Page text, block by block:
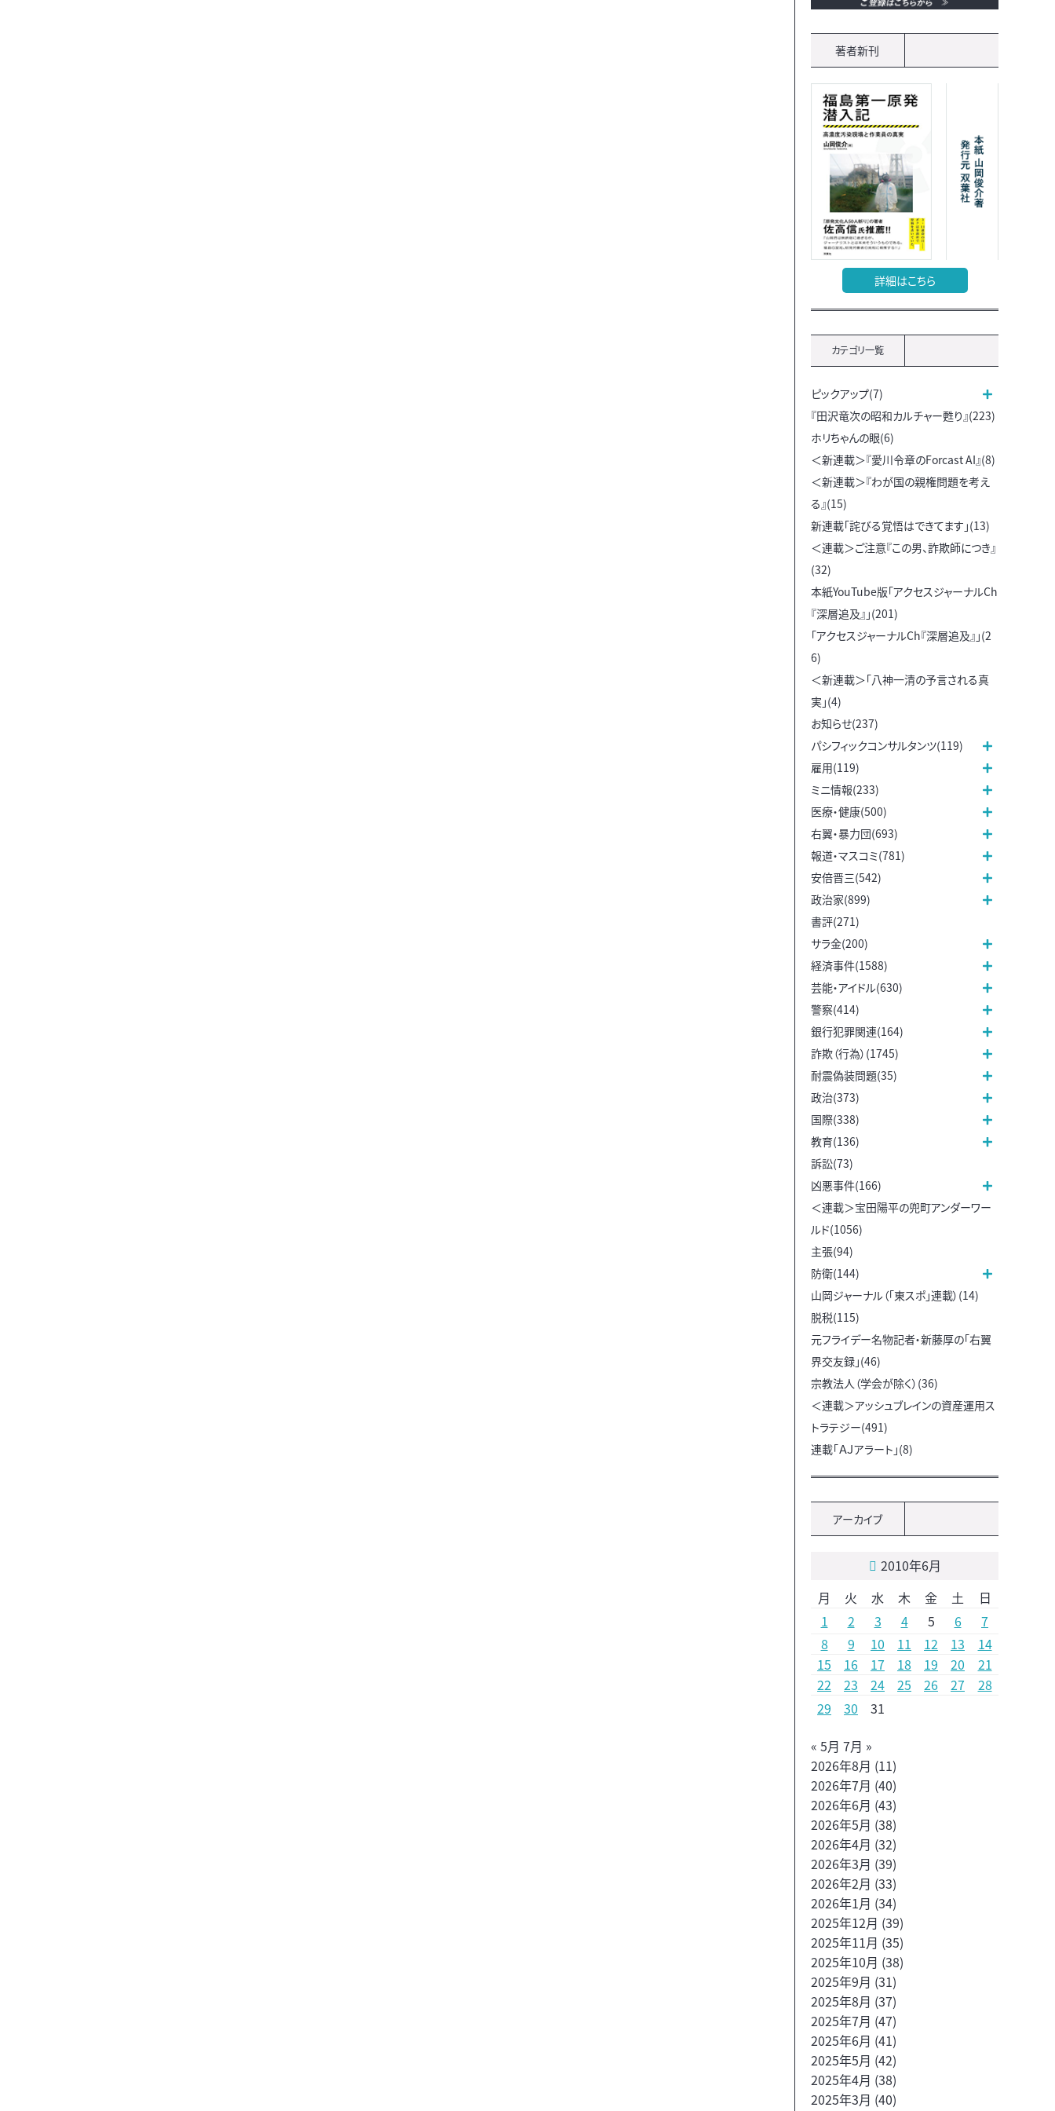
著者新刊
詳細はこちら
カテゴリ一覧
ピックアップ(7)
『田沢竜次の昭和カルチャー甦り』(223)
ホリちゃんの眼(6)
＜新連載＞『愛川令章のForcast AI』(8)
＜新連載＞『わが国の親権問題を考え
る』(15)
新連載「詫びる覚悟はできてます」(13)
＜連載＞ご注意『この男、詐欺師につき』
(32)
本紙YouTube版「アクセスジャーナルCh
『深層追及』」(201)
「アクセスジャーナルCh『深層追及』」(2
6)
＜新連載＞「八神一清の予言される真
実」(4)
お知らせ(237)
パシフィックコンサルタンツ(119)
雇用(119)
ミニ情報(233)
医療・健康(500)
右翼・暴力団(693)
報道・マスコミ(781)
安倍晋三(542)
政治家(899)
書評(271)
サラ金(200)
経済事件(1588)
芸能・アイドル(630)
警察(414)
銀行犯罪関連(164)
詐欺（行為）(1745)
耐震偽装問題(35)
政治(373)
国際(338)
教育(136)
訴訟(73)
凶悪事件(166)
＜連載＞宝田陽平の兜町アンダーワー
ルド(1056)
主張(94)
防衛(144)
山岡ジャーナル（「東スポ」連載）(14)
脱税(115)
元フライデー名物記者・新藤厚の「右翼
界交友録」(46)
宗教法人（学会が除く）(36)
＜連載＞アッシュブレインの資産運用ス
トラテジー(491)
連載「ＡＪアラート」(8)
アーカイブ
2010年6月
月
火 水 木 金 土
日
1
2 3 4 5 6
7
8
9 10 11 12 13
14
15
16 17 18 19 20
21
22
23 24 25 26 27
28
29
30
31
« 5月 7月 »
2026年8月 (11)
2026年7月 (40)
2026年6月 (43)
2026年5月 (38)
2026年4月 (32)
2026年3月 (39)
2026年2月 (33)
2026年1月 (34)
2025年12月 (39)
2025年11月 (35)
2025年10月 (38)
2025年9月 (31)
2025年8月 (37)
2025年7月 (47)
2025年6月 (41)
2025年5月 (42)
2025年4月 (38)
2025年3月 (40)